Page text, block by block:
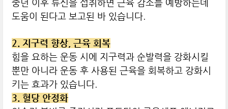
중년 이후 류신을 섭취하면 근육 감소를 예방하는데
도움이 된다고 보고된 바 있습니다.
2. 지구력 향상, 근육 회복
힘을 요하는 운동 시에 지구력과 순발력을 강화시킬
뿐만 아니라 운동 후 사용된 근육을 회복하고 강화시
키는 효과가 있습니다.
3. 혈당 안정화